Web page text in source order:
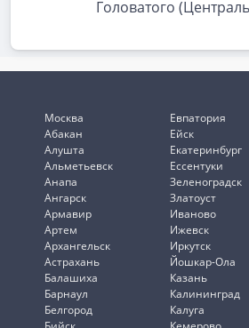
Головатого
Москва
Абакан
Алушта
Альметьевск
Анапа
Ангарск
Армавир
Артем
Архангельск
Астрахань
Балашиха
Барнаул
Белгород
Евпатория
Ейск
Екатеринбург
Ессентуки
Зеленоградск
Златоуст
Иваново
Ижевск
Иркутск
Йошкар-Ола
Казань
Калининград
Калуга